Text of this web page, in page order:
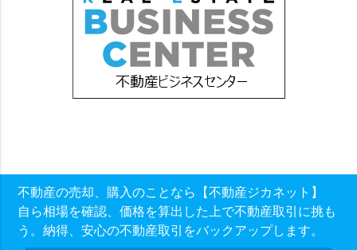
不動産の売却、購入のことなら【不動産ジカネット】
自ら相場を確認、価格を算出した上で不動産取引に挑も
う。納得、安心の不動産取引をバックアップします。